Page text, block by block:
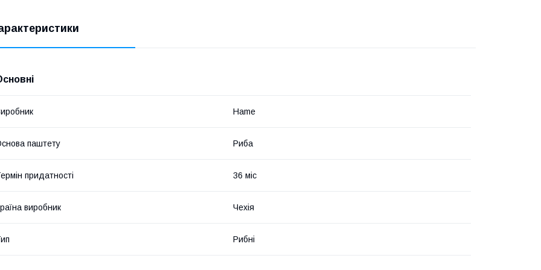
Hame
паштету Риба
придатності 36 міс
виробник Чехія
Рибні